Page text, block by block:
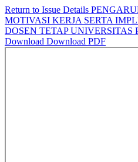
Return to Issue Details
MOTIVASI KERJA SERTA
DOSEN TETAP UNIVERSITAS
Download Download PDF